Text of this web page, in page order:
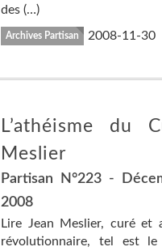
des (…)
Archives Partisan 2008-11-30
L’athéisme du
Meslier
Partisan N°223 -
2008
Lire Jean Meslier, curé et
révolutionnaire, tel est